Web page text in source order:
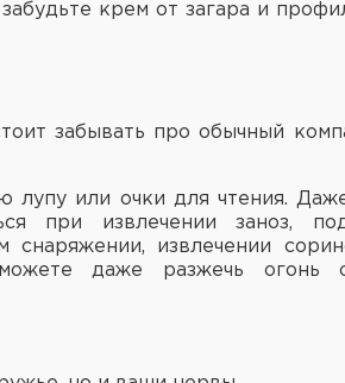
крем от загара и
забывать про обычный
лупу или очки для чтения.
при извлечении заноз,
извлечении
даже разжечь огонь